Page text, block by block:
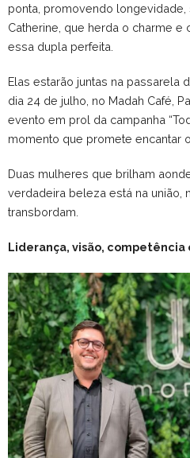
ponta, promovendo longevidade,
Catherine, que herda o charme e
essa dupla perfeita.
Elas estarão juntas na passarela
dia 24 de julho, no Madah Café,
evento em prol da campanha
momento que promete encantar
Duas mulheres que brilham
verdadeira beleza está na união,
transbordam.
Liderança, visão,